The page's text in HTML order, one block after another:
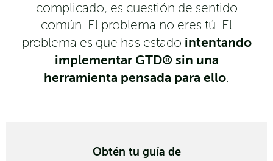
complicado, es cuestión de sentido
común. El problema no eres tú. El
problema es que has estado intentando
implementar GTD® sin una
herramienta pensada para ello
Obtén tu guía de